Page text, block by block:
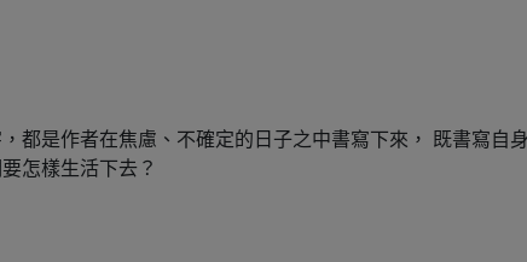
都是作者在焦慮、不確定的日子之中書寫下來， 既書寫自
怎樣生活下去？